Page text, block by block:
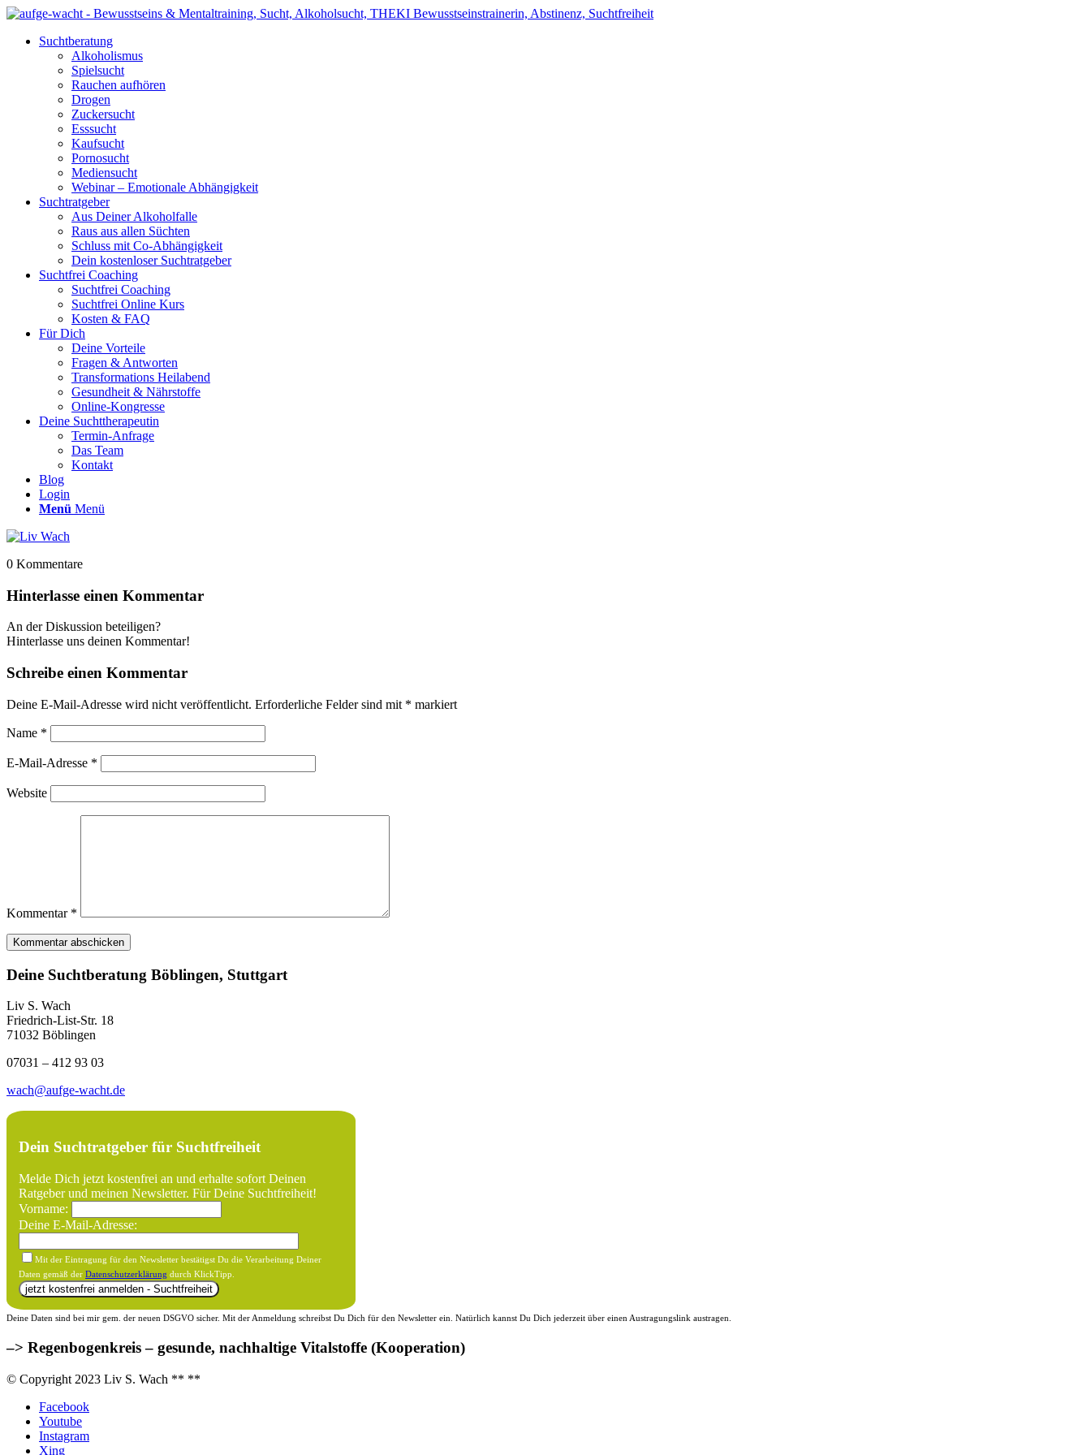
Suchtberatung
Alkoholismus
Spielsucht
Rauchen aufhören
Drogen
Zuckersucht
Esssucht
Kaufsucht
Pornosucht
Mediensucht
Webinar – Emotionale Abhängigkeit
Suchtratgeber
Aus Deiner Alkoholfalle
Raus aus allen Süchten
Schluss mit Co-Abhängigkeit
Dein kostenloser Suchtratgeber
Suchtfrei Coaching
Suchtfrei Coaching
Suchtfrei Online Kurs
Kosten & FAQ
Für Dich
Deine Vorteile
Fragen & Antworten
Transformations Heilabend
Gesundheit & Nährstoffe
Online-Kongresse
Deine Suchttherapeutin
Termin-Anfrage
Das Team
Kontakt
Blog
Login
Menü Menü
0 Kommentare
Hinterlasse einen Kommentar
An der Diskussion beteiligen?
Hinterlasse uns deinen Kommentar!
Schreibe einen Kommentar
Deine E-Mail-Adresse wird nicht veröffentlicht. Erforderliche Felder sind mit * markiert
Name *
E-Mail-Adresse *
Website
Kommentar *
Deine Suchtberatung Böblingen, Stuttgart
Liv S. Wach
Friedrich-List-Str. 18
71032 Böblingen
07031 – 412 93 03
wach@aufge-wacht.de
Dein Suchtratgeber für Suchtfreiheit
Melde Dich jetzt kostenfrei an und erhalte sofort Deinen
Ratgeber und meinen Newsletter. Für Deine Suchtfreiheit!
Vorname:
Deine E-Mail-Adresse:
Mit der Eintragung für den Newsletter bestätigst Du die Verarbeitung Deiner
Daten gemäß der Datenschutzerklärung durch KlickTipp.
Deine Daten sind bei mir gem. der neuen DSGVO sicher. Mit der Anmeldung schreibst Du Dich für den Newsletter ein. Natürlich kannst Du Dich jederzeit über einen Austragungslink austragen.
–> Regenbogenkreis – gesunde, nachhaltige Vitalstoffe (Kooperation)
© Copyright 2023 Liv S. Wach ** **
Facebook
Youtube
Instagram
Xing